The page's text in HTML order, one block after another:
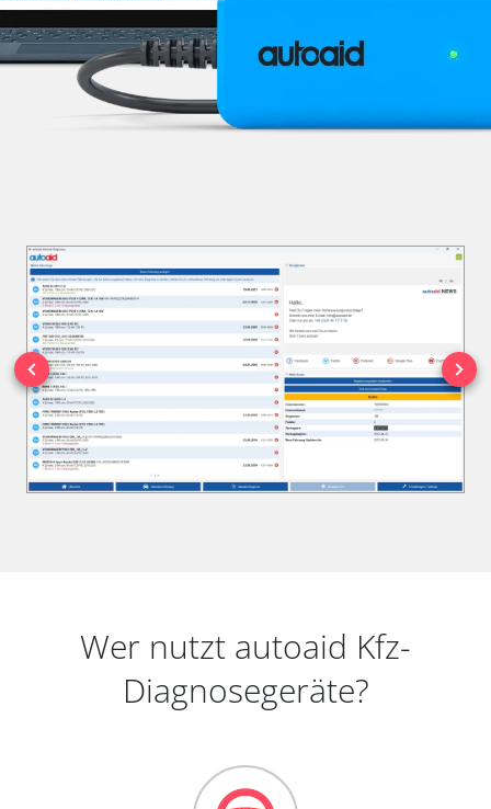
Wer nutzt autoaid Kfz-
Diagnosegeräte?